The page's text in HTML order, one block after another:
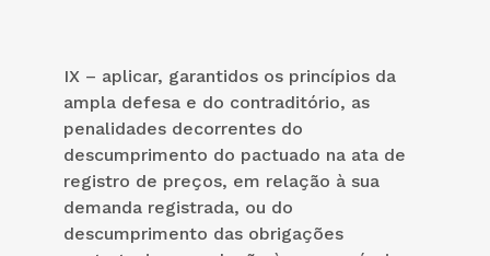
IX – aplicar, garantidos os princípios da
ampla defesa e do contraditório, as
penalidades decorrentes do
descumprimento do pactuado na ata de
registro de preços, em relação à sua
demanda registrada, ou do
descumprimento das obrigações